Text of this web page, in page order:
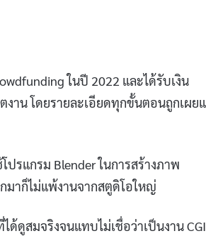
ในปี 2022 และได้รับเงิน
งาน โดยรายละเอียดทุกขั้นตอนถูกเผย
ปรแกรม Blender ในการสร้างภาพ
มาก็ไม่แพ้งานจากสตูดิโอใหญ่
ดูสมจริงจนแทบไม่เชื่อว่าเป็นงาน CGI